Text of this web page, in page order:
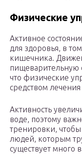
Физические
Активное
для здоровья, в
кишечника.
пищеварительную
что физические
средством
Активность
воде, поэтому
тренировки, чтобы
людей, которым
существует много